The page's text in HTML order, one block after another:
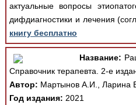
актуальные вопросы
дифдиагностики и лечения
книгу бесплатно
Название:
Справочник терапевта. 2-е
Автор: Мартынов А.И., Ларина
Год издания: 2021